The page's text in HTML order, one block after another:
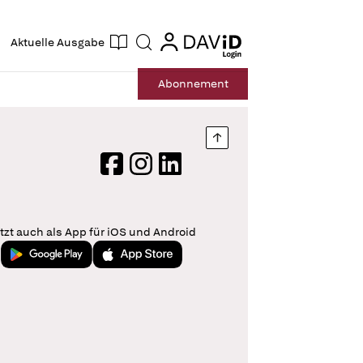
Aktuelle Ausgabe Suche login
login
Abonnement
Nach oben springen
FacebookInstagram
LinkedIn
auch als App für iOS und Android
Jetzt bei Google PlayLaden im App Store